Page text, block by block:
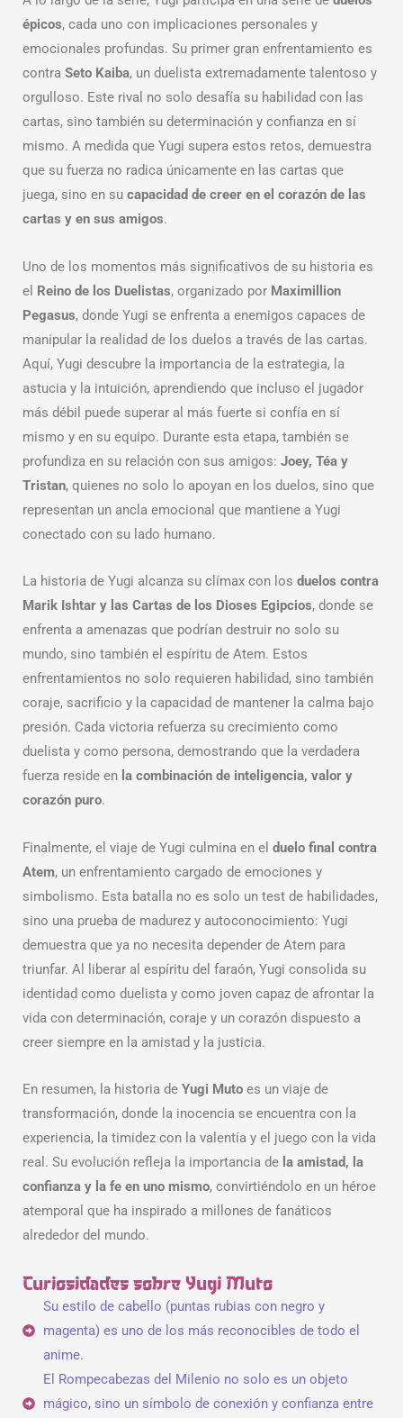
épicos, cada uno con implicaciones personales y
emocionales profundas. Su primer gran enfrentamiento es
contra Seto Kaiba, un duelista extremadamente talentoso y
orgulloso. Este rival no solo desafía su habilidad con las
cartas, sino también su determinación y confianza en sí
mismo. A medida que Yugi supera estos retos, demuestra
que su fuerza no radica únicamente en las cartas que
juega, sino en su capacidad de creer en el corazón de las
cartas y en sus amigos.
Uno de los momentos más significativos de su historia es
el Reino de los Duelistas, organizado por Maximillion
Pegasus, donde Yugi se enfrenta a enemigos capaces de
manipular la realidad de los duelos a través de las cartas.
Aquí, Yugi descubre la importancia de la estrategia, la
astucia y la intuición, aprendiendo que incluso el jugador
más débil puede superar al más fuerte si confía en sí
mismo y en su equipo. Durante esta etapa, también se
profundiza en su relación con sus amigos: Joey, Téa y
Tristan, quienes no solo lo apoyan en los duelos, sino que
representan un ancla emocional que mantiene a Yugi
conectado con su lado humano.
La historia de Yugi alcanza su clímax con los duelos contra
Marik Ishtar y las Cartas de los Dioses Egipcios, donde se
enfrenta a amenazas que podrían destruir no solo su
mundo, sino también el espíritu de Atem. Estos
enfrentamientos no solo requieren habilidad, sino también
coraje, sacrificio y la capacidad de mantener la calma bajo
presión. Cada victoria refuerza su crecimiento como
duelista y como persona, demostrando que la verdadera
fuerza reside en la combinación de inteligencia, valor y
corazón puro.
Finalmente, el viaje de Yugi culmina en el duelo final contra
Atem, un enfrentamiento cargado de emociones y
simbolismo. Esta batalla no es solo un test de habilidades,
sino una prueba de madurez y autoconocimiento: Yugi
demuestra que ya no necesita depender de Atem para
triunfar. Al liberar al espíritu del faraón, Yugi consolida su
identidad como duelista y como joven capaz de afrontar la
vida con determinación, coraje y un corazón dispuesto a
creer siempre en la amistad y la justicia.
En resumen, la historia de Yugi Muto es un viaje de
transformación, donde la inocencia se encuentra con la
experiencia, la timidez con la valentía y el juego con la vida
real. Su evolución refleja la importancia de la amistad, la
confianza y la fe en uno mismo, convirtiéndolo en un héroe
atemporal que ha inspirado a millones de fanáticos
alrededor del mundo.
Curiosidades sobre Yugi Muto
Su estilo de cabello (puntas rubias con negro y
magenta) es uno de los más reconocibles de todo el
anime.
El Rompecabezas del Milenio no solo es un objeto
mágico, sino un símbolo de conexión y confianza entre